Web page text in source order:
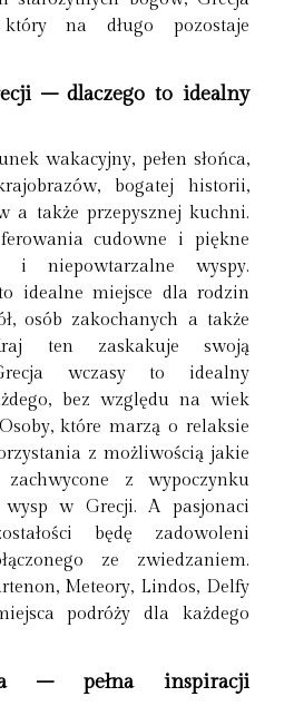
na długo pozostaje
– dlaczego to idealny
wakacyjny, pełen słońca,
bogatej historii,
a także przepysznej kuchni.
cudowne i piękne
i niepowtarzalne wyspy.
idealne miejsce dla rodzin
osób zakochanych a także
ten zaskakuje swoją
wczasy to idealny
bez względu na wiek
które marzą o relaksie
z możliwością jakie
z wypoczynku
w Grecji. A pasjonaci
będę zadowoleni
ze zwiedzaniem.
Meteory, Lindos, Delfy
podróży dla każdego
– pełna inspiracji